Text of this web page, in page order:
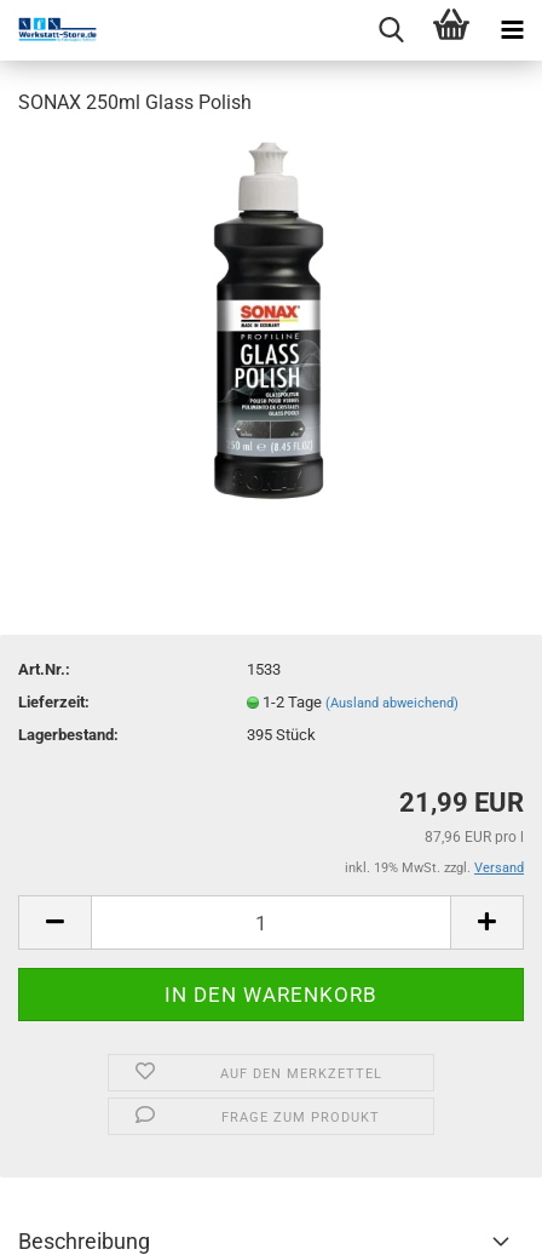
SONAX 250ml Glass Polish
Art.Nr.:
1533
Lieferzeit:
1-2 Tage(Ausland abweichend)
Lagerbestand: 395Stück
21,99 EUR
87,96 EUR pro l
inkl. 19% MwSt. zzgl. Versand
AUF DEN MERKZETTEL
FRAGE ZUM PRODUKT
Beschreibung